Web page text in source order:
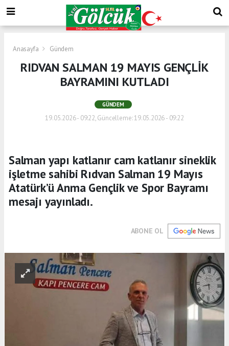
Anasayfa Gündem
RIDVAN SALMAN 19 MAYIS GENÇLİK
BAYRAMINI KUTLADI
GÜNDEM
19.05.2026 - 09:22, Güncelleme: 19.05.2026 - 09:22
Salman yapı katlanır cam katlanır sineklik
işletme sahibi Rıdvan Salman 19 Mayıs
Atatürk’ü Anma Gençlik ve Spor Bayramı
mesajı yayınladı.
ABONE OL